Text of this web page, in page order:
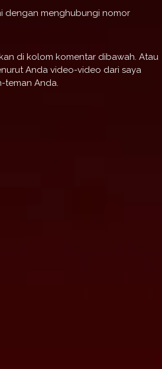
dengan menghubungi nomor
di kolom komentar dibawah. Atau
Anda video-video dari saya
teman Anda.